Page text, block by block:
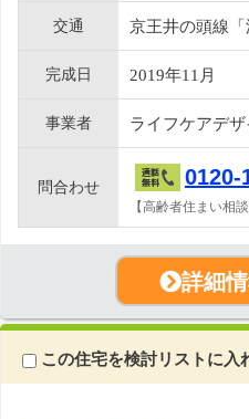
交通 京王井の頭線
完成日 2019年11月
事業者 ライフケアデ
問合わせ 0120-
【高齢者住まい相談
詳細
この住宅を検討リストに入